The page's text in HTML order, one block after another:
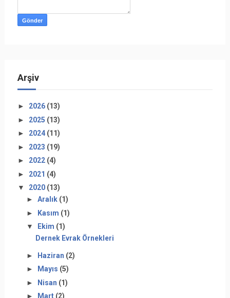
Arşiv
► 2026 (13)
► 2025 (13)
► 2024 (11)
► 2023 (19)
► 2022 (4)
► 2021 (4)
▼ 2020 (13)
► Aralık (1)
► Kasım (1)
▼
Ekim (1)
Dernek Evrak Örnekleri
► Haziran (2)
►
Mayıs (5)
► Nisan (1)
►
Mart (2)